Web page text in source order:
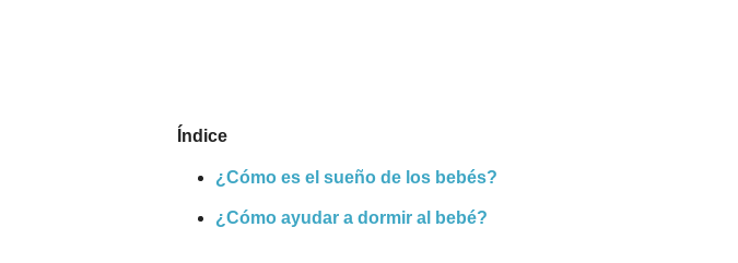
Índice
¿Cómo es el sueño de los bebés?
¿Cómo ayudar a dormir al bebé?